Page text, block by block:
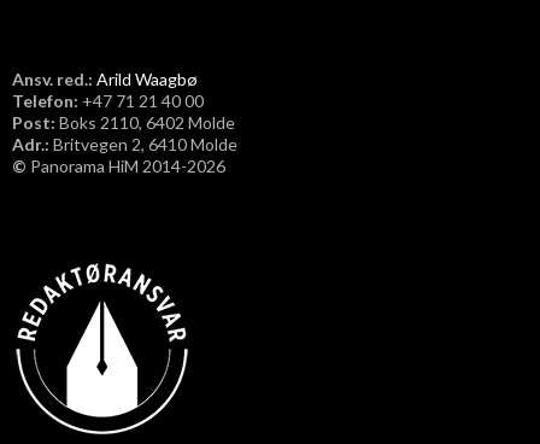
Ansv. red.: Arild Waagbø
Telefon: ​+47 71 21 40 00
Post: Boks 2110, 6402 Molde
Adr.: Britvegen 2, 6410 Molde
© Panorama HiM 2014-2026